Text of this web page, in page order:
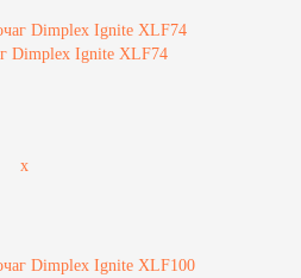
Dimplex Ignite XLF74
x